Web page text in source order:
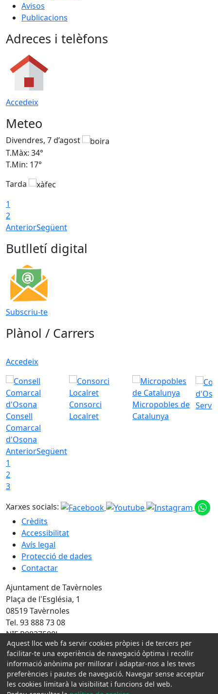
Avisos
Publicacions
Adreces i telèfons
Accedeix
Meteo
Divendres, 7 d’agost
T.Màx: 34°
T.Min: 17°
Tarda
1
2
AnteriorSegüent
Butlletí digital
Subscriu-te
Plànol / Carrers
Accedeix
Consell
Comarcal
d'Osona
Consorci
Localret
Micropobles de
Catalunya
AnteriorSegüent
1
2
3
Xarxes socials:
Crèdits
Accessibilitat
Avís legal
Protecció de dades
Contactar
Ajuntament de Tavèrnoles
Plaça de l'Església, 1
08519 Tavèrnoles
Tel. 93 888 73 08
NIF P0827500J
Amb la col·laboració de:
Aquest lloc web fa servir cookies pròpies i de tercers per
facilitar-te una experiència de navegació òptima i recollir
informació anònima per millorar i adaptar-nos a les teves
preferències i pautes de navegació. Navegar sense acceptar
les cookies limitarà la visibilitat i funcions del web.